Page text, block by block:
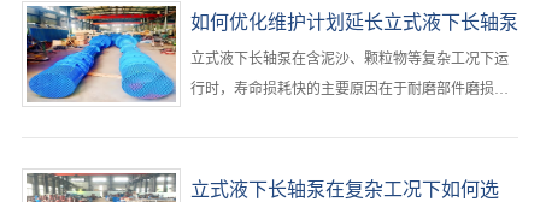
液位、温度、电流等关键参数的24小时在线监测，
如何优化维护计划延长立式液下长轴泵
寿命？
立式液下长轴泵在含泥沙、颗粒物等复杂工况下运
行时，寿命损耗快的主要原因在于‌耐磨部件磨损、
有效的策略是建立基于工况特征的差异化维护计
立式液下长轴泵在复杂工况下如何选